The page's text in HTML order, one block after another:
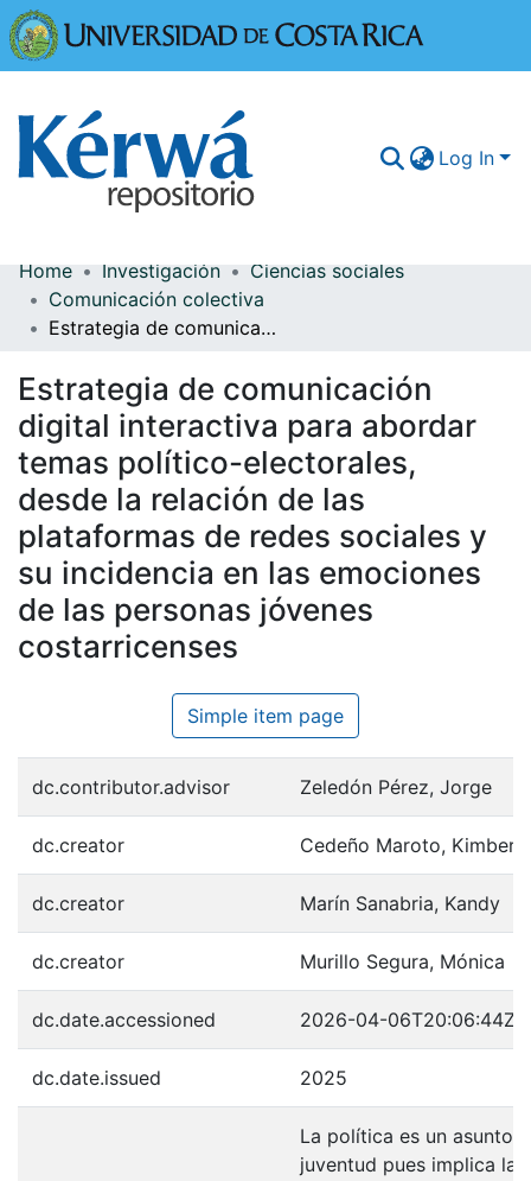
Log In
Communities & Collections
More Information
Browse Kérwá
Statistics
Home Investigación
Ciencias sociales
Comunicación colectiva
Estrategia de comunicación digital interactiva para abordar temas político-electorales, desde la relación de las plataformas de redes sociales y su incidencia en las emociones de las personas jóvenes costarricenses
Estrategia de comunicación
digital interactiva para abordar
temas político-electorales,
desde la relación de las
plataformas de redes sociales y
su incidencia en las emociones
de las personas jóvenes
costarricenses
Simple item page
dc.contributor.advisor Zeledón Pérez, Jorge
dc.creator Cedeño Maroto, Kimberly
dc.creator Marín Sanabria, Kandy
dc.creator Murillo Segura, Mónica
dc.date.accessioned 2026-04-06T20:06:44Z
dc.date.issued 2025
La política es un asunto
juventud pues implica la